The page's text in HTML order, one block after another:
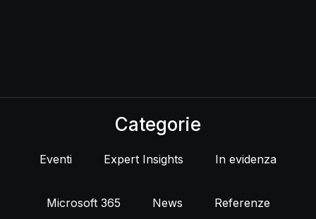
Categorie
Eventi Expert Insights In evidenza
Microsoft 365 News Referenze